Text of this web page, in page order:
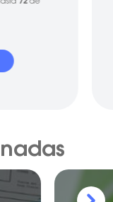
72de